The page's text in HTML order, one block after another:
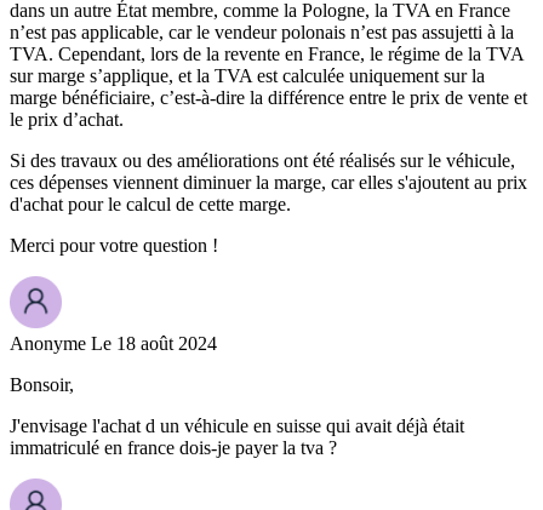
dans un autre État membre, comme la Pologne, la TVA en France
n’est pas applicable, car le vendeur polonais n’est pas assujetti à la
TVA. Cependant, lors de la revente en France, le régime de la TVA
sur marge s’applique, et la TVA est calculée uniquement sur la
marge bénéficiaire, c’est-à-dire la différence entre le prix de vente et
le prix d’achat.
Si des travaux ou des améliorations ont été réalisés sur le véhicule,
ces dépenses viennent diminuer la marge, car elles s'ajoutent au prix
d'achat pour le calcul de cette marge.
Merci pour votre question !
Anonyme Le 18 août 2024
Bonsoir,
J'envisage l'achat d un véhicule en suisse qui avait déjà était
immatriculé en france dois-je payer la tva ?